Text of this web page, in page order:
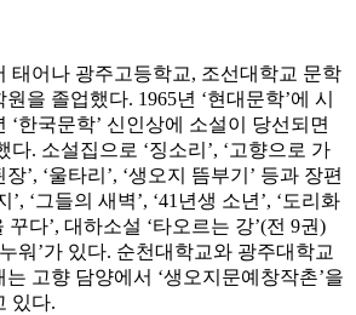
태어나 광주고등학교, 조선대학교 문학
을 졸업했다. 1965년 ‘현대문학’에 시
‘한국문학’ 신인상에 소설이 당선되면
. 소설집으로 ‘징소리’, ‘고향으로 가
장’, ‘울타리’, ‘생오지 뜸부기’ 등과 장편
‘그들의 새벽’, ‘41년생 소년’, ‘도리화
꾸다’, 대하소설 ‘타오르는 강’(전 9권)
워’가 있다. 순천대학교와 광주대학교
고향 담양에서 ‘생오지문예창작촌’을
있다.